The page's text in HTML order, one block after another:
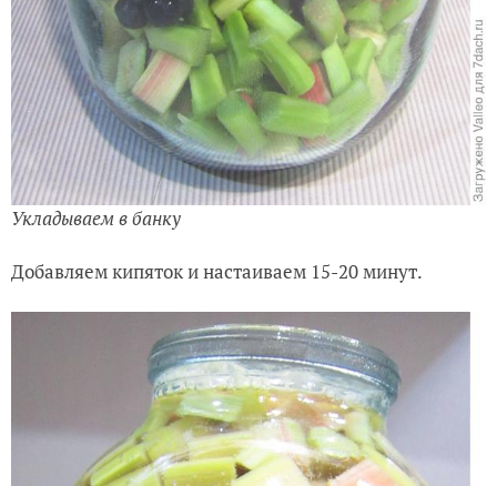
Укладываем в банку
Добавляем кипяток и настаиваем 15-20 минут.